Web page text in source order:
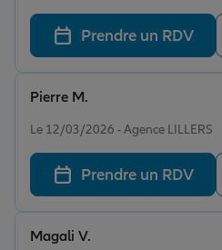
Prendre un RDV
Le 12/03/2026 - Agence LILLERS
Pierre M.
Prendre un RDV
Magali V.